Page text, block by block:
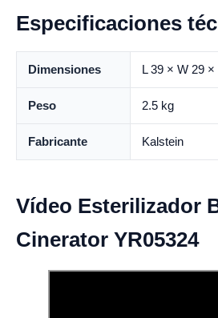
Especificaciones
Dimensiones L 39 × W 29
Peso 2.5 kg
Fabricante Kalstein
Vídeo Esterilizador
Cinerator YR05324